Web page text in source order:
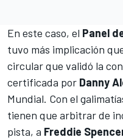
En este caso, el Panel
tuvo más implicación
circular que validó la
certificada por Danny
Mundial. Con el
tienen que arbitrar de
pista, a Freddie